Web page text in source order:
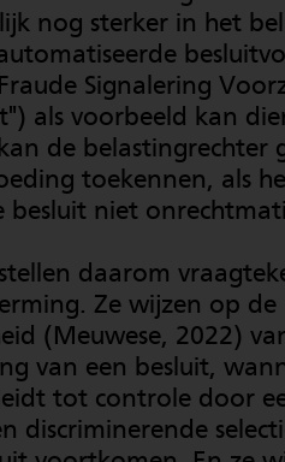
nog sterker in het
Signalering
als voorbeeld kan
de belastingrechter
toekennen, als
besluit niet
daarom
Ze wijzen op de
(Meuwese, 2022)
van een besluit,
tot controle door
discriminerende